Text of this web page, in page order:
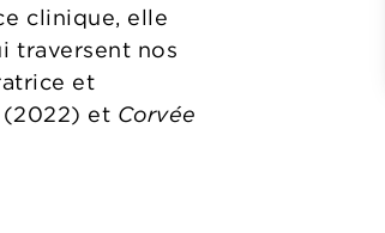
clinique, elle
traversent nos
et
(2022) et Corvée